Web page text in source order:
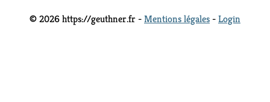
© 2026 https://geuthner.fr -Mentions légales -Login